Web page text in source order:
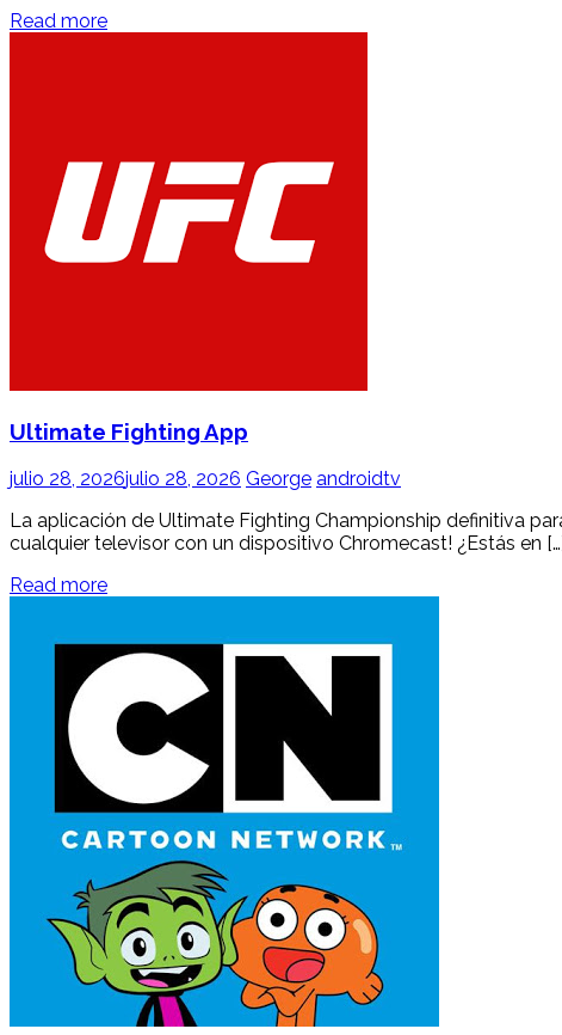
Read more
Ultimate Fighting App
julio 28, 2026julio 28, 2026 George androidtv
La aplicación de Ultimate Fighting Championship definitiva
cualquier televisor con un dispositivo Chromecast! ¿Estás en
Read more